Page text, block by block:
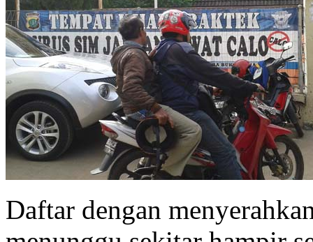
Daftar dengan